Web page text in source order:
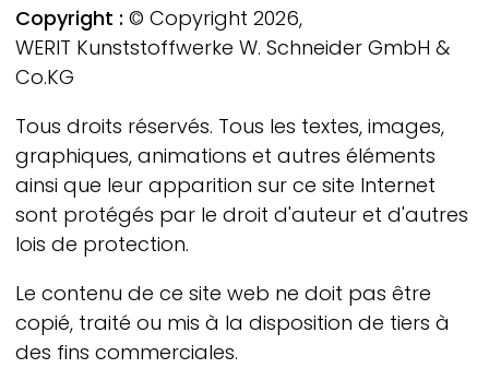
Copyright : © Copyright 2026,
WERIT Kunststoffwerke W. Schneider GmbH &
Co.KG
Tous droits réservés. Tous les textes, images,
graphiques, animations et autres éléments
ainsi que leur apparition sur ce site Internet
sont protégés par le droit d'auteur et d'autres
lois de protection.
Le contenu de ce site web ne doit pas être
copié, traité ou mis à la disposition de tiers à
des fins commerciales.